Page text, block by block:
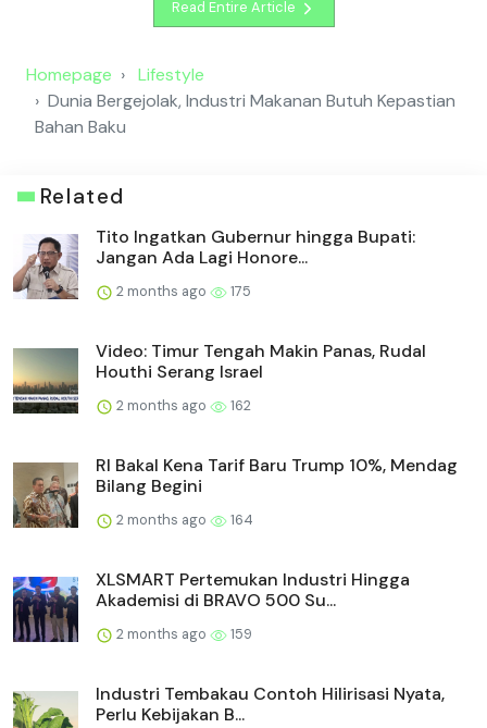
Read Entire Article
Homepage
Lifestyle
Dunia Bergejolak, Industri Makanan Butuh Kepastian
Bahan Baku
Related
Tito Ingatkan Gubernur hingga Bupati:
Jangan Ada Lagi Honore...
2 months ago 175
Video: Timur Tengah Makin Panas, Rudal
Houthi Serang Israel
2 months ago 162
RI Bakal Kena Tarif Baru Trump 10%, Mendag
Bilang Begini
2 months ago 164
XLSMART Pertemukan Industri Hingga
Akademisi di BRAVO 500 Su...
2 months ago 159
Industri Tembakau Contoh Hilirisasi Nyata,
Perlu Kebijakan B...